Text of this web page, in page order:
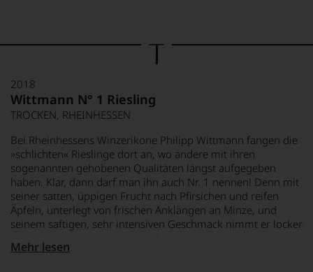
2018
Wittmann N° 1 Riesling
TROCKEN, RHEINHESSEN
Bei Rheinhessens Winzerikone Philipp Wittmann fangen die
»schlichten« Rieslinge dort an, wo andere mit ihren
sogenannten gehobenen Qualitäten längst aufgegeben
haben. Klar, dann darf man ihn auch Nr. 1 nennen! Denn mit
seiner satten, üppigen Frucht nach Pfirsichen und reifen
Äpfeln, unterlegt von frischen Anklängen an Minze, und
seinem saftigen, sehr intensiven Geschmack nimmt er locker
auch sonst gut im Rennen. Auch die feine, animierende
Mehr lesen